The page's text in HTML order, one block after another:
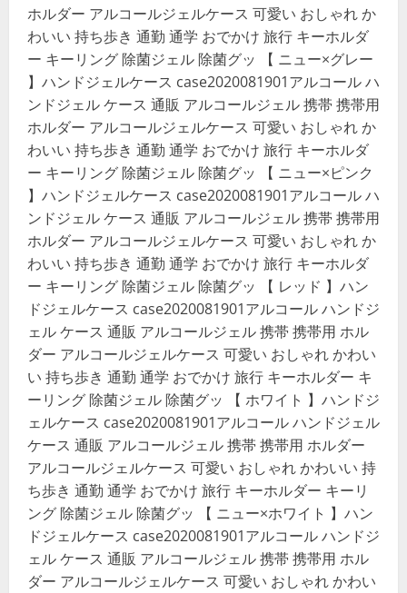
ホルダー アルコールジェルケース 可愛い おしゃれ か
わいい 持ち歩き 通勤 通学 おでかけ 旅行 キーホルダ
ー キーリング 除菌ジェル 除菌グッ 【 ニュー×グレー
】ハンドジェルケース case2020081901アルコール ハ
ンドジェル ケース 通販 アルコールジェル 携帯 携帯用
ホルダー アルコールジェルケース 可愛い おしゃれ か
わいい 持ち歩き 通勤 通学 おでかけ 旅行 キーホルダ
ー キーリング 除菌ジェル 除菌グッ 【 ニュー×ピンク
】ハンドジェルケース case2020081901アルコール ハ
ンドジェル ケース 通販 アルコールジェル 携帯 携帯用
ホルダー アルコールジェルケース 可愛い おしゃれ か
わいい 持ち歩き 通勤 通学 おでかけ 旅行 キーホルダ
ー キーリング 除菌ジェル 除菌グッ 【 レッド 】ハン
ドジェルケース case2020081901アルコール ハンドジ
ェル ケース 通販 アルコールジェル 携帯 携帯用 ホル
ダー アルコールジェルケース 可愛い おしゃれ かわい
い 持ち歩き 通勤 通学 おでかけ 旅行 キーホルダー キ
ーリング 除菌ジェル 除菌グッ 【 ホワイト 】ハンドジ
ェルケース case2020081901アルコール ハンドジェル
ケース 通販 アルコールジェル 携帯 携帯用 ホルダー
アルコールジェルケース 可愛い おしゃれ かわいい 持
ち歩き 通勤 通学 おでかけ 旅行 キーホルダー キーリ
ング 除菌ジェル 除菌グッ 【 ニュー×ホワイト 】ハン
ドジェルケース case2020081901アルコール ハンドジ
ェル ケース 通販 アルコールジェル 携帯 携帯用 ホル
ダー アルコールジェルケース 可愛い おしゃれ かわい